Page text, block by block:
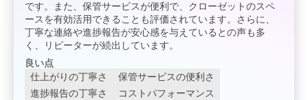
です。また、保管サービスが便利で、クローゼットのスペ
ースを有効活用できることも評価されています。さらに、
丁寧な連絡や進捗報告が安心感を与えているとの声も多
く、リピーターが続出しています。
良い点
仕上がりの丁寧さ
保管サービスの便利さ
進捗報告の丁寧さ
コストパフォーマンス